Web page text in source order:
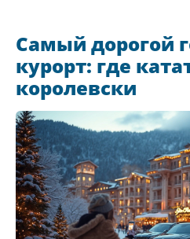
или пытаться попасть в
для тех, кто хочет
США без лишних трат.
Самый дорогой
курорт: где
королевски